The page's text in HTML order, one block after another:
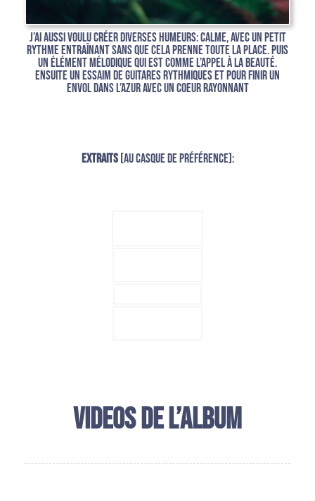
J’ai aussi voulu créer diverses humeurs: calme, avec un petit
rythme entraînant sans que cela prenne toute la place. puis
un élément mélodique qui est comme l’appel à la beauté.
Ensuite un essaim de guitares rythmiques et pour finir un
envol dans l’azur avec un coeur rayonnant
Extraits[au casque de préférence]:
Videos de l’album